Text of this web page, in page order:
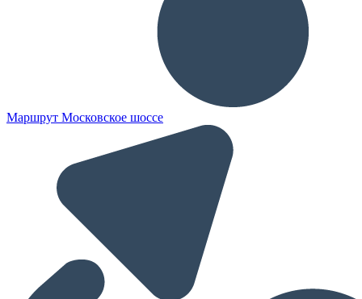
Маршрут Московское шоссе